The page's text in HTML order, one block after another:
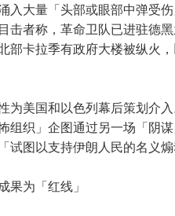
入大量「头部或眼部中弹受
击者称，革命卫队已进驻德
部卡拉季有政府大楼被纵火
为美国和以色列幕后策划介
组织」企图通过另一场「阴
试图以支持伊朗人民的名义
果为「红线」